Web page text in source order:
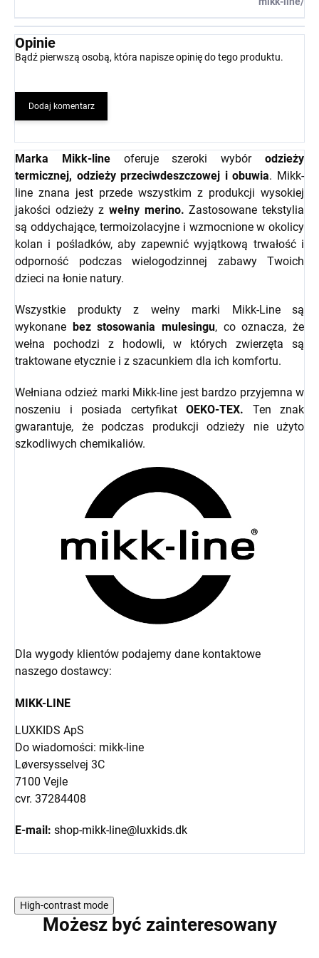
Opinie
Bądź pierwszą osobą, która napisze opinię do tego produktu.
Dodaj komentarz
Marka Mikk-lineoferuje szeroki wybórodzieży
termicznej, odzieży przeciwdeszczowej i obuwia. Mikk-
line znana jest przede wszystkim z produkcji wysokiej
jakości odzieży z wełny merino. Zastosowane tekstylia
są oddychające, termoizolacyjne i wzmocnione w okolicy
kolan i pośladków, aby zapewnić wyjątkową trwałość i
odporność podczas wielogodzinnej zabawy Twoich
dzieci na łonie natury.
Wszystkie produkty z wełny marki Mikk-Line są
wykonane
bez stosowania mulesingu, co oznacza, że
wełna pochodzi z hodowli, w których zwierzęta są
traktowane etycznie i z szacunkiem dla ich komfortu.
Wełniana odzież marki Mikk-line jest bardzo przyjemna w
noszeniu i posiada certyfikat OEKO-TEX. Ten znak
gwarantuje, że podczas produkcji odzieży nie użyto
szkodliwych chemikaliów.
Dla wygody klientów podajemy dane kontaktowe
naszego dostawcy:
MIKK-LINE
LUXKIDS ApS
Do wiadomości: mikk-line
Løversysselvej 3C
7100 Vejle
cvr. 37284408
E-mail: shop-mikk-line@luxkids.dk
High-contrast mode
Możesz być zainteresowany